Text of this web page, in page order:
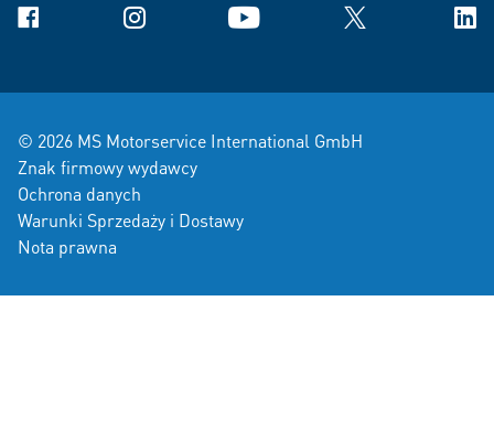
Facebook Instagram YouTube X
© 2026 MS Motorservice International GmbH
Znak firmowy wydawcy
Ochrona danych
Warunki Sprzedaży i Dostawy
Nota prawna